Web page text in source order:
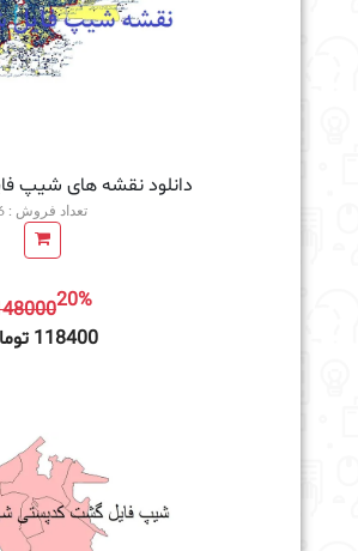
دانلود نقشه های شیپ
تعداد فروش : 6
20%
118400 تومان